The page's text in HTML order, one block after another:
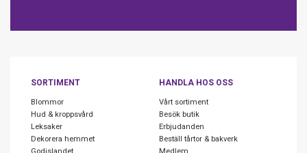
SORTIMENT
Blommor
Hud & kroppsvård
Leksaker
Dekorera hemmet
Godislandet
HANDLA HOS OSS
Vårt sortiment
Besök butik
Erbjudanden
Beställ tårtor & bakverk
Medlem